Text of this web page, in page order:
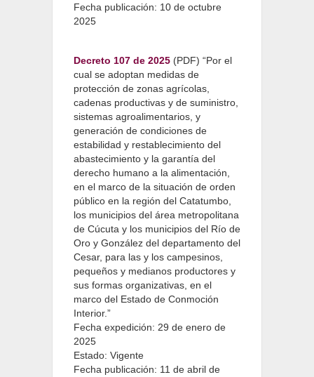
Fecha publicación: 10 de octubre
2025
Decreto 107 de 2025(PDF) “Por el
cual se adoptan medidas de
protección de zonas agrícolas,
cadenas productivas y de suministro,
sistemas agroalimentarios, y
generación de condiciones de
estabilidad y restablecimiento del
abastecimiento y la garantía del
derecho humano a la alimentación,
en el marco de la situación de orden
público en la región del Catatumbo,
los municipios del área metropolitana
de Cúcuta y los municipios del Río de
Oro y González del departamento del
Cesar, para las y los campesinos,
pequeños y medianos productores y
sus formas organizativas, en el
marco del Estado de Conmoción
Interior.”
Fecha expedición: 29 de enero de
2025
Estado: Vigente
Fecha publicación: 11 de abril de